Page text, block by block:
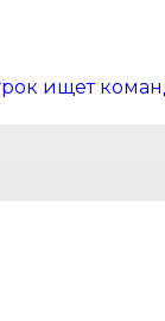
ищет